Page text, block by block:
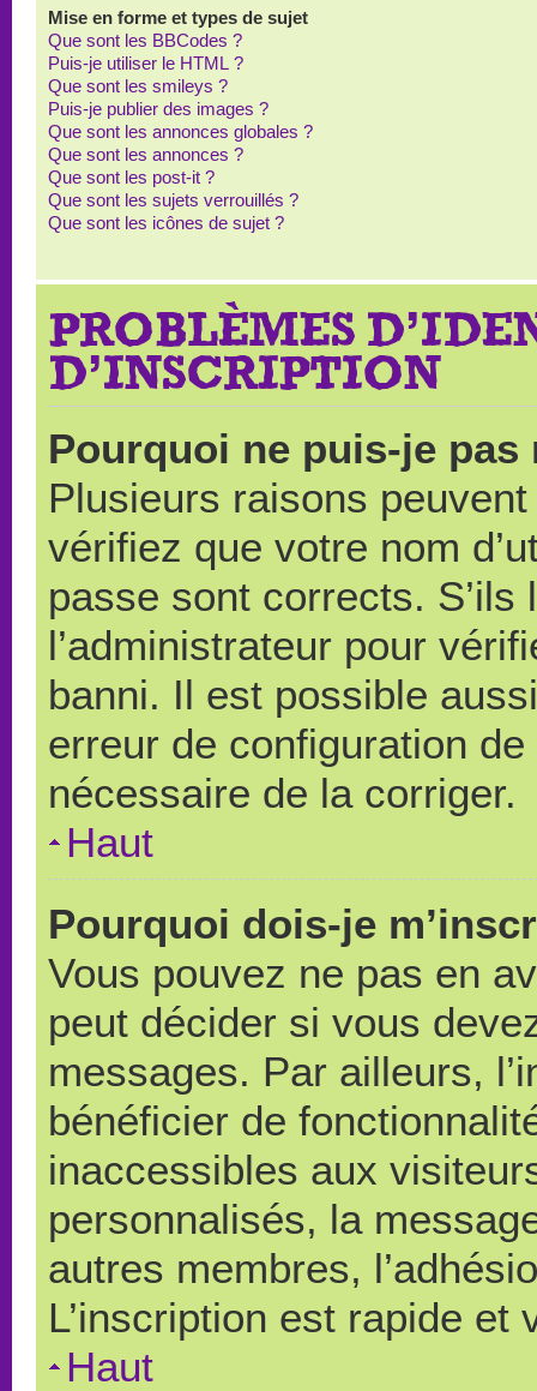
Mise en forme et types de sujet
Que sont les BBCodes ?
Puis-je utiliser le HTML ?
Que sont les smileys ?
Puis-je publier des images ?
Que sont les annonces globales ?
Que sont les annonces ?
Que sont les post-it ?
Que sont les sujets verrouillés ?
Que sont les icônes de sujet ?
PROBLÈMES
D’INSCRIPTION
Pourquoi ne puis-je pas
Plusieurs raisons
vérifiez que votre nom
passe sont corrects.
l’administrateur pour
banni. Il est possible
erreur de configuration
nécessaire de la corriger.
Haut
Pourquoi dois-je
Vous pouvez ne pas en
peut décider si vous
messages. Par ailleurs,
bénéficier de
inaccessibles aux
personnalisés, la
autres membres,
L’inscription est rapide et
Haut